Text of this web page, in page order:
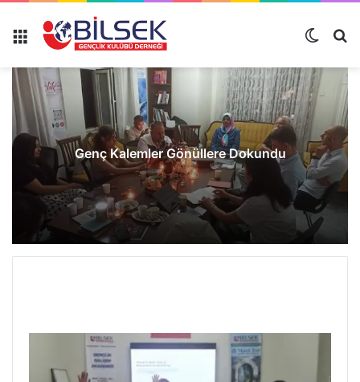
Genç Kalemler Gönüllere Dokundu